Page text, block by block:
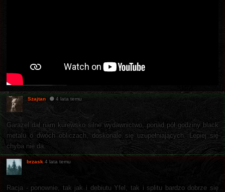
Szajtan 4 lata temu
Garazel dał nam kurewsko silne wydawnictwo, ponad pół godziny black
metalu o dwóch obliczach, doskonale się uzupełniających. Lepiej się
chyba nie da.
brzask 4 lata temu
Racja - ponownie, tak jak i debiutu Yfel, tak i splitu bardzo dobrze się